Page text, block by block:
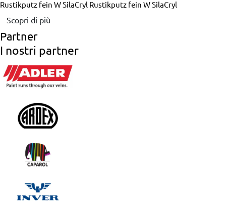
Rustikputz fein W SilaCryl Rustikputz fein W SilaCryl
Scopri di più
Partner
I nostri partner